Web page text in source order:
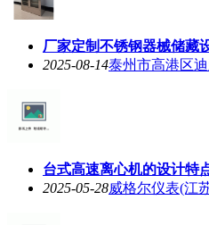
厂家定制不锈钢器械储藏
2025-08-14泰州市高港区
台式高速离心机的设计特
2025-05-28威格尔仪表(江